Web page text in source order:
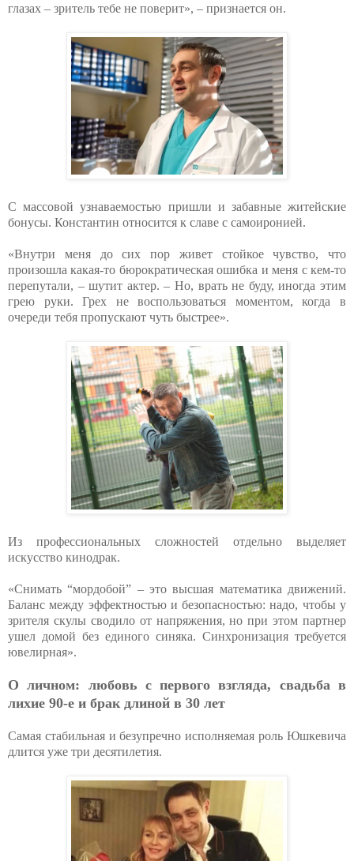
глазах – зритель тебе не поверит», – признается он.
С массовой узнаваемостью пришли и забавные житейские
бонусы. Константин относится к славе с самоиронией.
«Внутри меня до сих пор живет стойкое чувство, что
произошла какая-то бюрократическая ошибка и меня с кем-то
перепутали, – шутит актер. – Но, врать не буду, иногда этим
грею руки. Грех не воспользоваться моментом, когда в
очереди тебя пропускают чуть быстрее».
Из профессиональных сложностей отдельно выделяет
искусство кинодрак.
«Снимать “мордобой” – это высшая математика движений.
Баланс между эффектностью и безопасностью: надо, чтобы у
зрителя скулы сводило от напряжения, но при этом партнер
ушел домой без единого синяка. Синхронизация требуется
ювелирная».
О личном: любовь с первого взгляда, свадьба в
лихие 90-е и брак длиной в 30 лет
Самая стабильная и безупречно исполняемая роль Юшкевича
длится уже три десятилетия.